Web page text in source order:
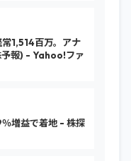
常1,514百万。アナ
予報) - Yahoo!ファ
増益で着地 - 株探